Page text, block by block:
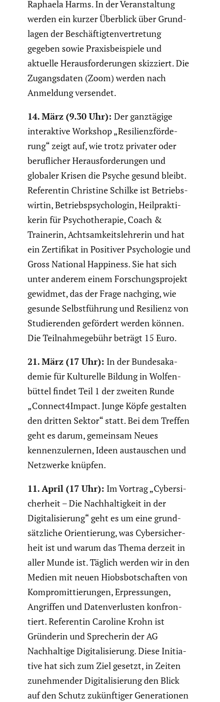
Raphaela Harms. In der Veran­stal­tung
werden ein kurzer Überblick über Grund­
lagen der Beschäf­tig­ten­ver­tre­tung
gegeben sowie Praxis­bei­spiele und
aktuelle Heraus­for­de­rungen skizziert. Die
Zugangs­daten (Zoom) werden nach
Anmeldung versendet.
14. März (9.30 Uhr): Der ganztä­gige
inter­ak­tive Workshop „Resili­enz­för­de­
rung“ zeigt auf, wie trotz privater oder
beruf­li­cher Heraus­for­de­rungen und
globaler Krisen die Psyche gesund bleibt.
Referentin Christine Schilke ist Betriebs­
wirtin, Betriebs­psy­cho­login, Heilprak­ti­
kerin für Psycho­the­rapie, Coach &
Trainerin, Achtsam­keits­leh­rerin und hat
ein Zerti­fikat in Positiver Psycho­logie und
Gross National Happiness. Sie hat sich
unter anderem einem Forschungs­pro­jekt
gewidmet, das der Frage nachging, wie
gesunde Selbst­füh­rung und Resilienz von
Studie­renden gefördert werden können.
Die Teilnah­me­ge­bühr beträgt 15 Euro.
21. März (17 Uhr): In der Bundes­aka­
demie für Kultu­relle Bildung in Wolfen­
büttel findet Teil 1 der zweiten Runde
„Connect4Impact. Junge Köpfe gestalten
den dritten Sektor“ statt. Bei dem Treffen
geht es darum, gemeinsam Neues
kennen­zu­lernen, Ideen austau­schen und
Netzwerke knüpfen.
11. April (17 Uhr): Im Vortrag „Cyber­si­
cher­heit – Die Nachhal­tig­keit in der
Digita­li­sie­rung“ geht es um eine grund­
sätz­liche Orien­tie­rung, was Cyber­si­cher­
heit ist und warum das Thema derzeit in
aller Munde ist. Täglich werden wir in den
Medien mit neuen Hiobs­bot­schaften von
Kompro­mit­tie­rungen, Erpres­sungen,
Angriffen und Daten­ver­lusten konfron­
tiert. Referentin Caroline Krohn ist
Gründerin und Sprecherin der AG
Nachhal­tige Digita­li­sie­rung. Diese Initia­
tive hat sich zum Ziel gesetzt, in Zeiten
zuneh­mender Digita­li­sie­rung den Blick
auf den Schutz zukünf­tiger Genera­tionen